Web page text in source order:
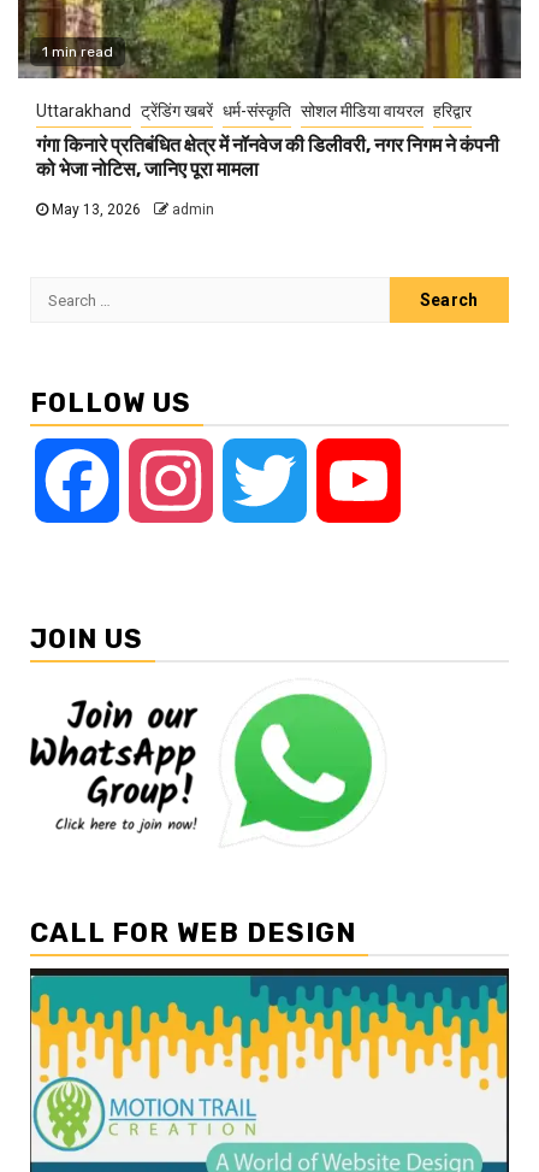
1 min read
Uttarakhand ट्रेंडिंग खबरें धर्म-संस्कृति सोशल मीडिया वायरल हरिद्वार
गंगा किनारे प्रतिबंधित क्षेत्र में नॉनवेज की डिलीवरी, नगर निगम ने कंपनी
को भेजा नोटिस, जानिए पूरा मामला
May 13, 2026 admin
Search
FOLLOW US
Facebook Instagram Twitter
JOIN US
CALL FOR WEB DESIGN